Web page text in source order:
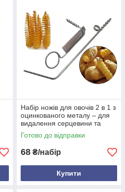
Набір ножів для овочів 2 в 1 з
оцинкованого металу – для
видалення серцевини та
спіральної нарізки (кабачок,
морква, картопля)
Готово до відправки
68 ₴/набір
Купити